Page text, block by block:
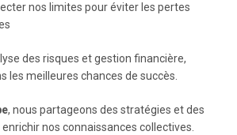
nos limites pour éviter les pertes
des risques et gestion financière,
les meilleures chances de succès.
, nous partageons des stratégies et des
nos connaissances collectives.